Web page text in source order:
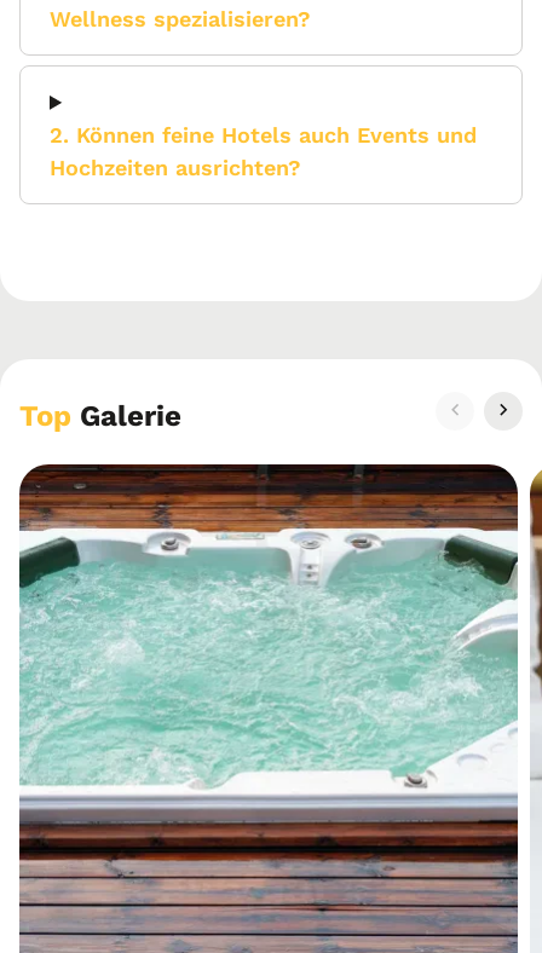
Wellness spezialisieren?
2. Können feine Hotels auch Events und
Hochzeiten ausrichten?
Top Galerie